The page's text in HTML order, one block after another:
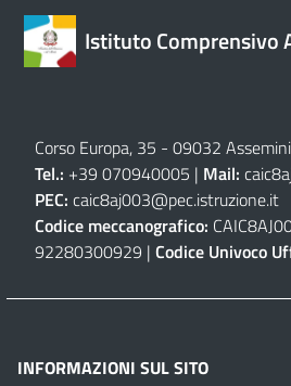
Istituto Comprensivo
Corso Europa, 35 - 09032
Tel.: +39 070940005 | Mail:
PEC: caic8aj003@pec.istruzione.it
Codice meccanografico:
92280300929 | Codice Univoco
INFORMAZIONI SUL SITO